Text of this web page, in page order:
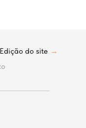
Edição do site →